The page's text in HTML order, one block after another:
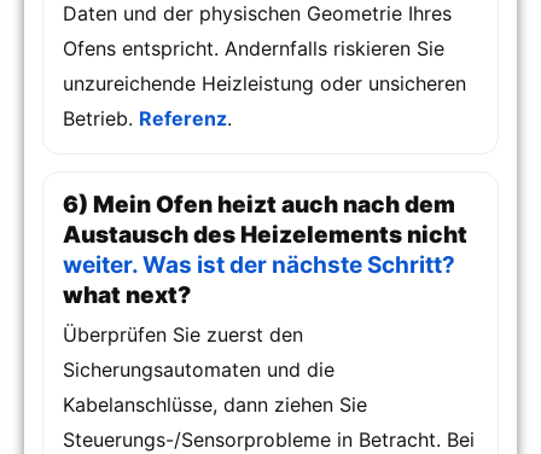
Daten und der physischen Geometrie Ihres
Ofens entspricht. Andernfalls riskieren Sie
unzureichende Heizleistung oder unsicheren
Betrieb. Referenz.
6) Mein Ofen heizt auch nach dem
Austausch des Heizelements nicht
weiter. Was ist der nächste Schritt?
what next?
Überprüfen Sie zuerst den
Sicherungsautomaten und die
Kabelanschlüsse, dann ziehen Sie
Steuerungs-/Sensorprobleme in Betracht. Bei